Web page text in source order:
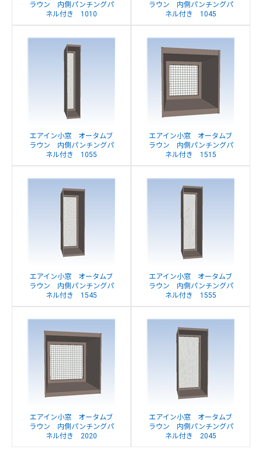
ラウン 内側パンチングパ
ネル付き 1010
ラウン 内側パンチングパ
ネル付き 1045
エアイン小窓 オータムブ
ラウン 内側パンチングパ
ネル付き 1055
エアイン小窓 オータムブ
ラウン 内側パンチングパ
ネル付き 1515
エアイン小窓 オータムブ
ラウン 内側パンチングパ
ネル付き 1545
エアイン小窓 オータムブ
ラウン 内側パンチングパ
ネル付き 1555
エアイン小窓 オータムブ
ラウン 内側パンチングパ
ネル付き 2020
エアイン小窓 オータムブ
ラウン 内側パンチングパ
ネル付き 2045